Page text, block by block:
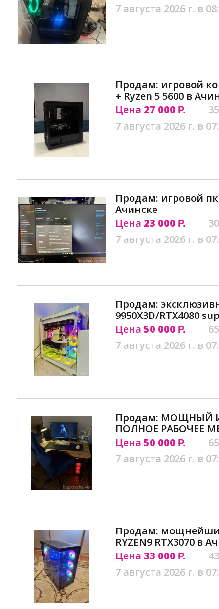
7 августа 2026 г. в
Продам: игровой
+ Ryzen 5 5600 в
Цена 27 000 Р.
7 августа 2026 г. в
Продам: игровой
Ачинске
Цена 23 000 Р.
7 августа 2026 г. в
Продам:
9950X3D/RTX4080
Цена 50 000 Р.
7 августа 2026 г. в
Продам: МОЩНЫЙ
ПОЛНОЕ РАБОЧЕЕ
Цена 50 000 Р.
7 августа 2026 г. в
Продам:
RYZEN9 RTX3070 в
Цена 33 000 Р.
7 августа 2026 г. в